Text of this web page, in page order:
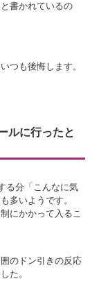
書かれているの
つも後悔します。
ルに行ったと
る分「こんなに気
多いようです。
にかかって入るこ
のドン引きの反応
た。